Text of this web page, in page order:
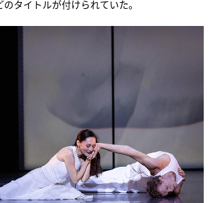
タイトルが付けられていた。